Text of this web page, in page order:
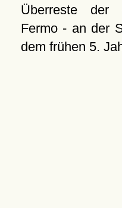
Überreste der
Fermo - an der
dem frühen 5.